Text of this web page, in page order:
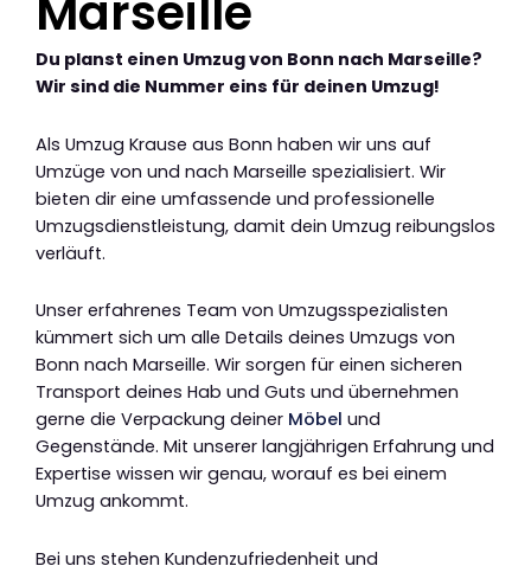
Marseille
Du planst einen Umzug von Bonn nach Marseille?
Wir sind die Nummer eins für deinen Umzug!
Als Umzug Krause aus Bonn haben wir uns auf
Umzüge von und nach Marseille spezialisiert. Wir
bieten dir eine umfassende und professionelle
Umzugsdienstleistung, damit dein Umzug reibungslos
verläuft.
Unser erfahrenes Team von Umzugsspezialisten
kümmert sich um alle Details deines Umzugs von
Bonn nach Marseille. Wir sorgen für einen sicheren
Transport deines Hab und Guts und übernehmen
gerne die Verpackung deiner Möbel und
Gegenstände. Mit unserer langjährigen Erfahrung und
Expertise wissen wir genau, worauf es bei einem
Umzug ankommt.
Bei uns stehen Kundenzufriedenheit und